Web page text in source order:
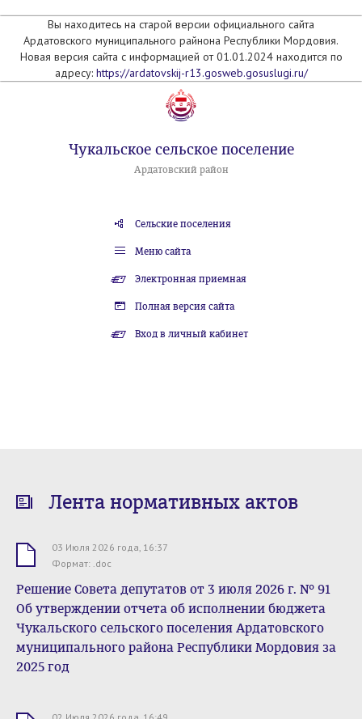
Вы находитесь на старой версии официального сайта
Ардатовского муниципального райнона Республики Мордовия.
Новая версия сайта с информацией от 01.01.2024 находится по
адресу: https://ardatovskij-r13.gosweb.gosuslugi.ru/
Чукальское сельское поселение
Ардатовский район
Сельские поселения
Меню сайта
Электронная приемная
Полная версия сайта
Вход в личный кабинет
Лента нормативных актов
03 Июля 2026 года, 16:37
Формат: .doc
Решение Совета депутатов от 3 июля 2026 г. № 91
Об утверждении отчета об исполнении бюджета
Чукальского сельского поселения Ардатовского
муниципального района Республики Мордовия за
2025 год